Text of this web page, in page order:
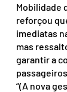
Mobilidade
reforçou
imediatas
mas
garantir a
“(A nova